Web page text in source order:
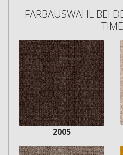
FARBAUSWAHL BEI
TIME
2005